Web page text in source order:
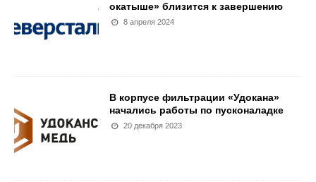
окатыше» близится к завершению
8 апреля 2024
В корпусе фильтрации «Удокана»
начались работы по пусконаладке
20 декабря 2023